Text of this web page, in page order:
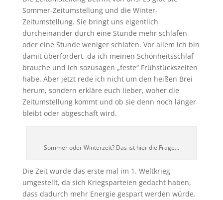
Sommer-Zeitumstellung und die Winter-
Zeitumstellung. Sie bringt uns eigentlich
durcheinander durch eine Stunde mehr schlafen
oder eine Stunde weniger schlafen. Vor allem ich bin
damit überfordert, da ich meinen Schönheitsschlaf
brauche und ich sozusagen „feste“ Frühstückszeiten
habe. Aber jetzt rede ich nicht um den heißen Brei
herum, sondern erkläre euch lieber, woher die
Zeitumstellung kommt und ob sie denn noch länger
bleibt oder abgeschaft wird.
Sommer oder Winterzeit? Das ist hier die Frage…
Die Zeit wurde das erste mal im 1. Weltkrieg
umgestellt, da sich Kriegsparteien gedacht haben,
dass dadurch mehr Energie gespart werden würde.